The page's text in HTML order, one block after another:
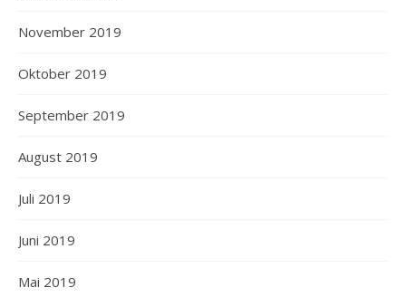
November 2019
Oktober 2019
September 2019
August 2019
Juli 2019
Juni 2019
Mai 2019